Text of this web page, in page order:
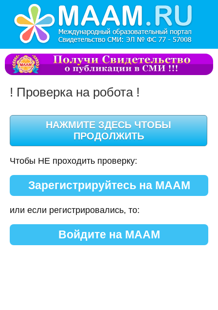
! Проверка на робота !
Чтобы НЕ проходить проверку:
Зарегистрируйтесь на МААМ
или если регистрировались, то:
Войдите на МААМ